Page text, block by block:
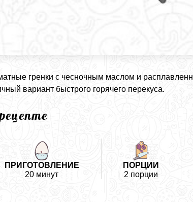
гренки с чесночным маслом и
вариант быстрого горячего перекуса.
ПРИГОТОВЛЕНИЕ
20 минут
ПОРЦИИ
2 порции